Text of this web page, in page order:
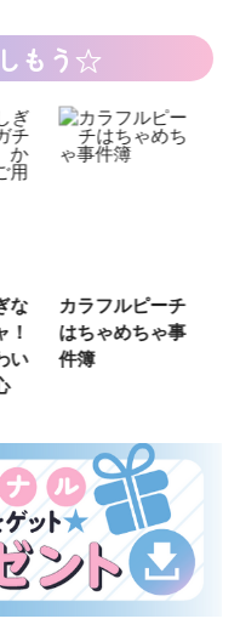
もう☆
な
！
い
カラフルピーチ
はちゃめちゃ事
件簿